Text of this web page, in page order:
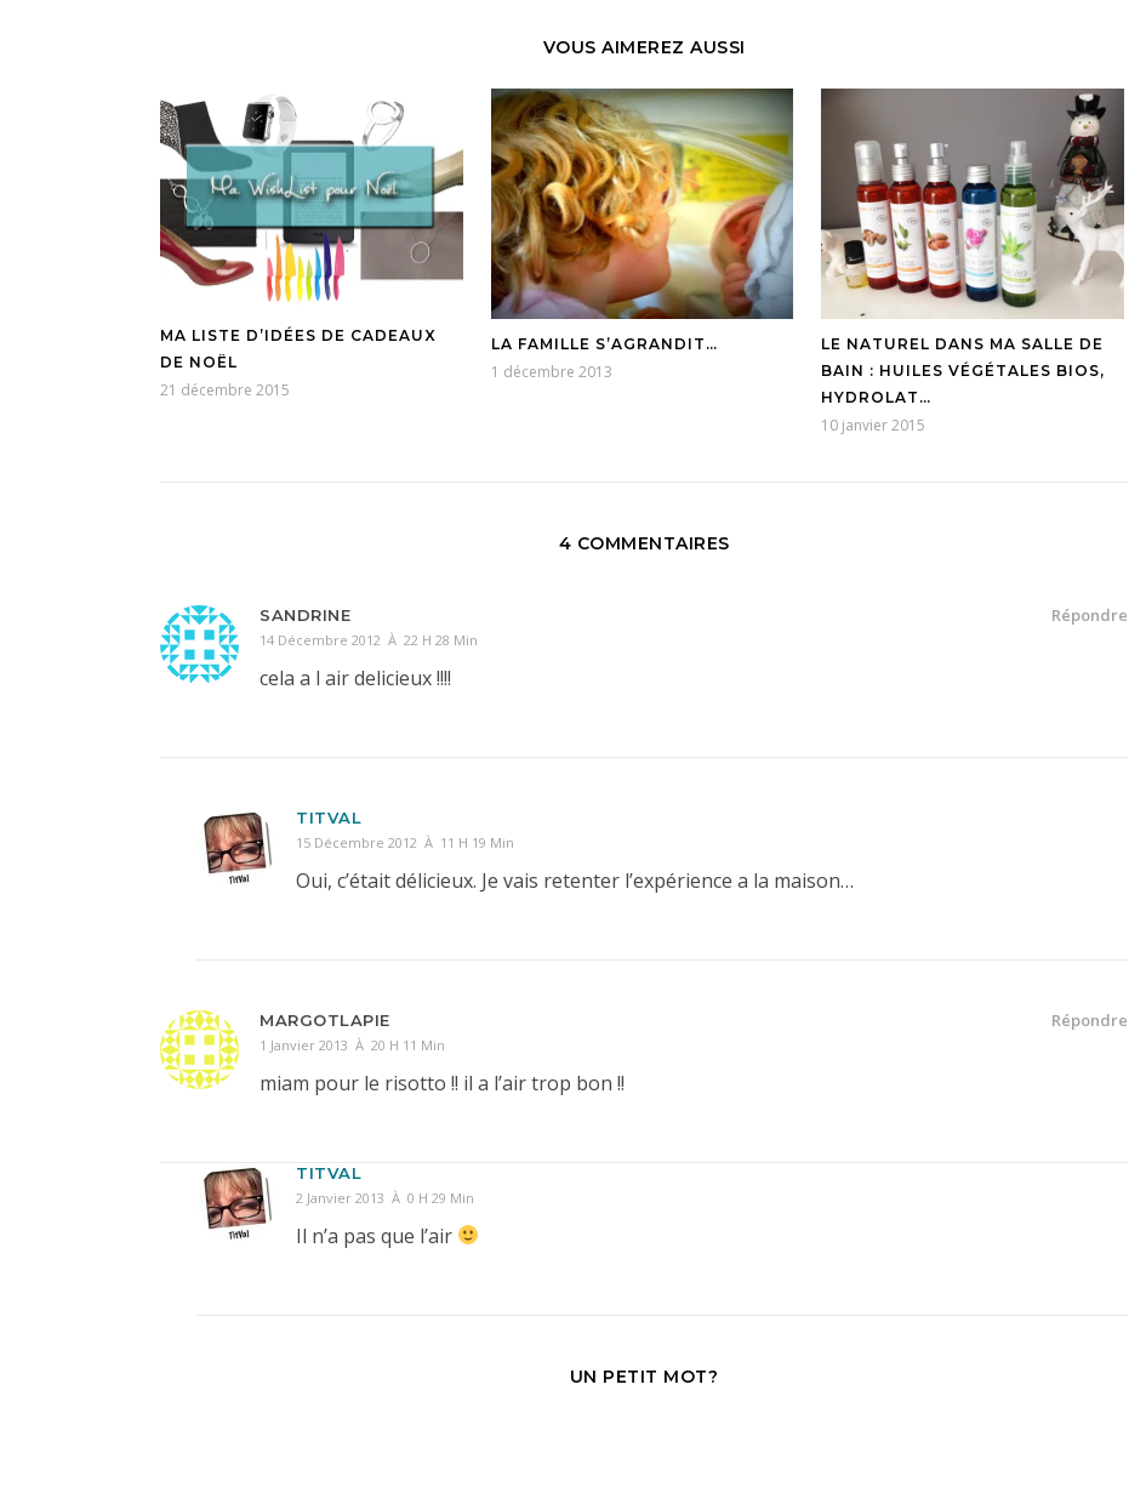
VOUS AIMEREZ AUSSI
MA LISTE D’IDÉES DE CADEAUX
DE NOËL
21 décembre 2015
LA FAMILLE S’AGRANDIT…
1 décembre 2013
LE NATUREL DANS MA SALLE DE
BAIN : HUILES VÉGÉTALES BIOS,
HYDROLAT…
10 janvier 2015
4 COMMENTAIRES
SANDRINE
14 Décembre 2012 À 22 H 28 Min
Répondre
cela a l air delicieux !!!!
TITVAL
15 Décembre 2012 À 11 H 19 Min
Oui, c’était délicieux. Je vais retenter l’expérience a la maison…
MARGOTLAPIE
1 Janvier 2013 À 20 H 11 Min
Répondre
miam pour le risotto !! il a l’air trop bon !!
TITVAL
2 Janvier 2013 À 0 H 29 Min
Il n’a pas que l’air
UN PETIT MOT?